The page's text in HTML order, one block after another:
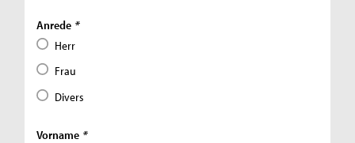
Anrede *
Herr
Frau
Divers
Vorname *